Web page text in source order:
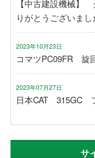
【中古建設機械】
りがとうございまし
2023年10月23日
コマツPC09FR 旋
2023年07月27日
日本CAT 315GC
サ